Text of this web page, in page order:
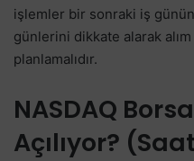
işlemler bir sonraki iş
günlerini dikkate alarak
planlamalıdır.
NASDAQ
Açılıyor?